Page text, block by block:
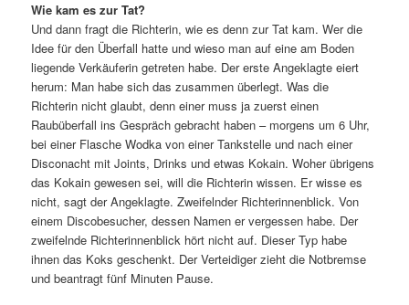
Wie kam es zur Tat?
Und dann fragt die Richterin, wie es denn zur Tat kam. Wer die
Idee für den Überfall hatte und wieso man auf eine am Boden
liegende Verkäuferin getreten habe. Der erste Angeklagte eiert
herum: Man habe sich das zusammen überlegt. Was die
Richterin nicht glaubt, denn einer muss ja zuerst einen
Raubüberfall ins Gespräch gebracht haben – morgens um 6 Uhr,
bei einer Flasche Wodka von einer Tankstelle und nach einer
Disconacht mit Joints, Drinks und etwas Kokain. Woher übrigens
das Kokain gewesen sei, will die Richterin wissen. Er wisse es
nicht, sagt der Angeklagte. Zweifelnder Richterinnenblick. Von
einem Discobesucher, dessen Namen er vergessen habe. Der
zweifelnde Richterinnenblick hört nicht auf. Dieser Typ habe
ihnen das Koks geschenkt. Der Verteidiger zieht die Notbremse
und beantragt fünf Minuten Pause.